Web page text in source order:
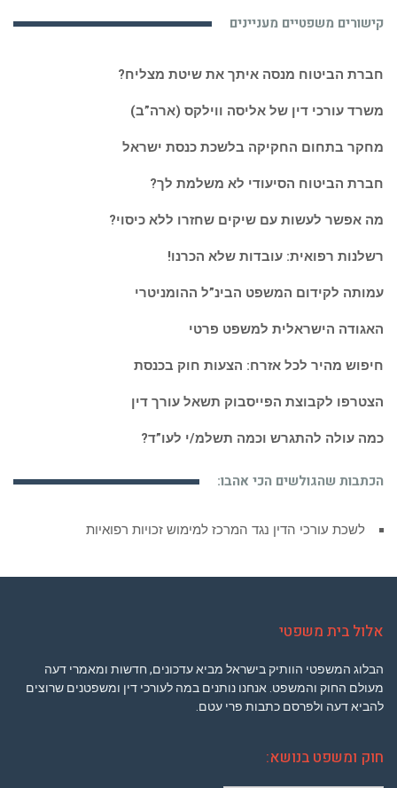
ואקטואלי:
קישורים משפטיים מעניינים
חברת הביטוח מנסה איתך את שיטת מצליח?
משרד עורכי דין של אליסה ווילקס (ארה”ב)
מחקר בתחום החקיקה בלשכת כנסת ישראל
חברת הביטוח הסיעודי לא משלמת לך?
מה אפשר לעשות עם שיקים שחזרו ללא כיסוי?
רשלנות רפואית: עובדות שלא הכרנו!
עמותה לקידום המשפט הבינ”ל ההומניטרי
האגודה הישראלית למשפט פרטי
חיפוש מהיר לכל אזרח: הצעות חוק בכנסת
הצטרפו לקבוצת הפייסבוק תשאל עורך דין
כמה עולה להתגרש וכמה תשלמ/י לעו”ד?
הכתבות שהגולשים הכי אהבו:
לשכת עורכי הדין נגד המרכז למימוש זכויות רפואיות
אלול בית משפטי
הבלוג המשפטי הוותיק בישראל מביא עדכונים, חדשות ומאמרי דעה
מעולם החוק והמשפט. אנחנו נותנים במה לעורכי דין ומשפטנים שרוצים
להביא דעה ולפרסם כתבות פרי עטם.
חוק ומשפט בנושא: